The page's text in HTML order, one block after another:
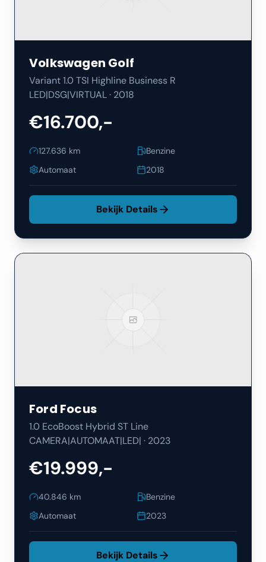
Volkswagen Golf
Variant 1.0 TSI Highline Business R
LED|DSG|VIRTUAL· 2018
€16.700,-
127.636 km
Benzine
Automaat
2018
Bekijk Details
Ford Focus
1.0 EcoBoost Hybrid ST Line
CAMERA|AUTOMAAT|LED| · 2023
€19.999,-
40.846 km
Benzine
Automaat
2023
Bekijk Details